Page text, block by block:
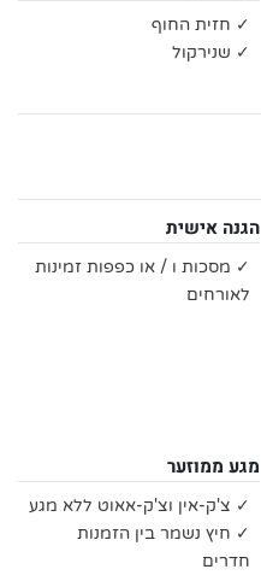
✓ חזית החוף
✓ שנירקול
הגנה אישית
✓ מסכות ו / או כפפות זמינות
לאורחים
מגע ממוזער
✓ צ'ק-אין וצ'ק-אאוט ללא מגע
✓ חיץ נשמר בין הזמנות
חדרים